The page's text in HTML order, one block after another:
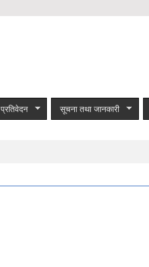
प्रतिवेदन सूचना तथा जानकारी